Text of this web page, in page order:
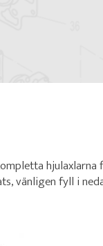
hjulaxlarna
vänligen fyll i